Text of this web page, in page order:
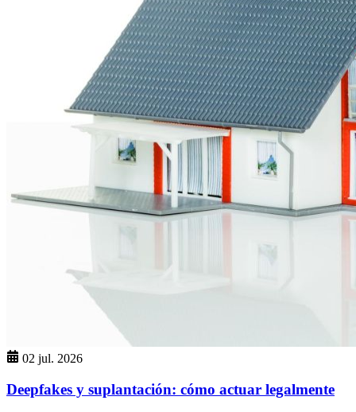
02 jul. 2026
Deepfakes y suplantación: cómo actuar legalmente